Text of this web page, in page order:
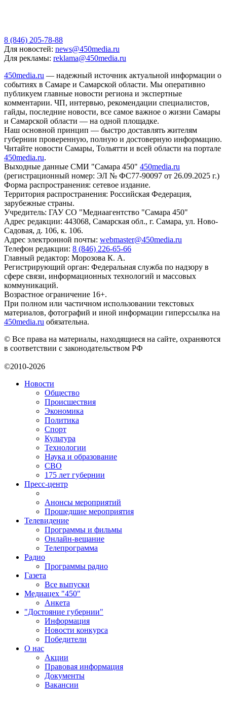
8 (846) 205-78-88
Для новостей: news@450media.ru
Для рекламы: reklama@450media.ru
450media.ru — надежный источник актуальной информации о
событиях в Самаре и Самарской области. Мы оперативно
публикуем главные новости региона и экспертные
комментарии. ЧП, интервью, рекомендации специалистов,
гайды, последние новости, все самое важное о жизни Самары
и Самарской области — на одной площадке.
Наш основной принцип — быстро доставлять жителям
губернии проверенную, полную и достоверную информацию.
Читайте новости Самары, Тольятти и всей области на портале
450media.ru.
Выходные данные СМИ "Самара 450" 450media.ru
(регистрационный номер: ЭЛ № ФС77-90097 от 26.09.2025 г.)
Форма распространения: сетевое издание.
Территория распространения: Российская Федерация,
зарубежные страны.
Учредитель: ГАУ СО "Медиаагентство "Самара 450"
Адрес редакции: 443068, Самарская обл., г. Самара, ул. Ново-
Садовая, д. 106, к. 106.
Адрес электронной почты: webmaster@450media.ru
Телефон редакции: 8 (846) 226-65-66
Главный редактор: Морозова К. А.
Регистрирующий орган: Федеральная служба по надзору в
сфере связи, информационных технологий и массовых
коммуникаций.
Возрастное ограничение 16+.
При полном или частичном использовании текстовых
материалов, фотографий и иной информации гиперссылка на
450media.ru обязательна.
© Все права на материалы, находящиеся на сайте, охраняются
в соответствии с законодательством РФ
©2010-2026
Новости
Общество
Происшествия
Экономика
Политика
Спорт
Культура
Технологии
Наука и образование
СВО
175 лет губернии
Пресс-центр
Анонсы мероприятий
Прошедшие мероприятия
Телевидение
Программы и фильмы
Онлайн-вещание
Телепрограмма
Радио
Программы радио
Газета
Все выпуски
Медиацех "450"
Анкета
"Достояние губернии"
Информация
Новости конкурса
Победители
О нас
Акции
Правовая информация
Документы
Вакансии